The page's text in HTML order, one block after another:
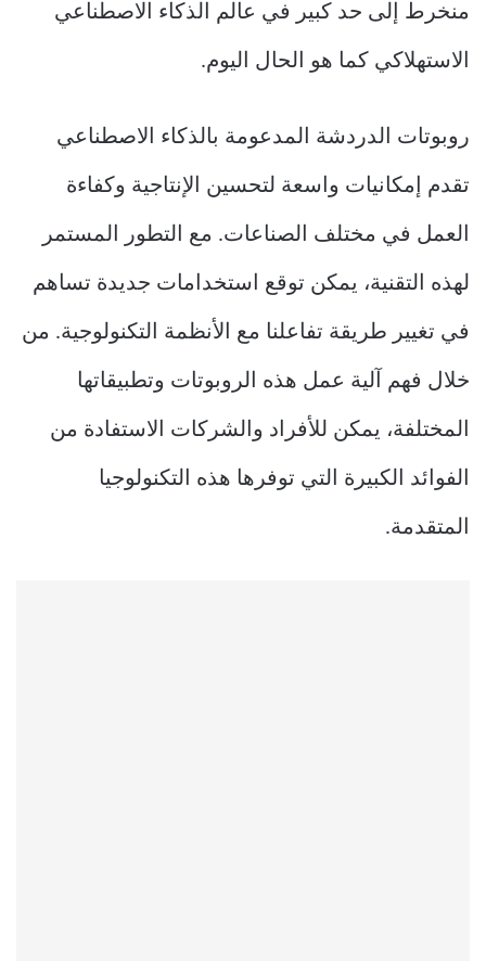
منخرط إلى حد كبير في عالم الذكاء الاصطناعي
الاستهلاكي كما هو الحال اليوم.
روبوتات الدردشة المدعومة بالذكاء الاصطناعي
تقدم إمكانيات واسعة لتحسين الإنتاجية وكفاءة
العمل في مختلف الصناعات. مع التطور المستمر
لهذه التقنية، يمكن توقع استخدامات جديدة تساهم
في تغيير طريقة تفاعلنا مع الأنظمة التكنولوجية. من
خلال فهم آلية عمل هذه الروبوتات وتطبيقاتها
المختلفة، يمكن للأفراد والشركات الاستفادة من
الفوائد الكبيرة التي توفرها هذه التكنولوجيا
المتقدمة.